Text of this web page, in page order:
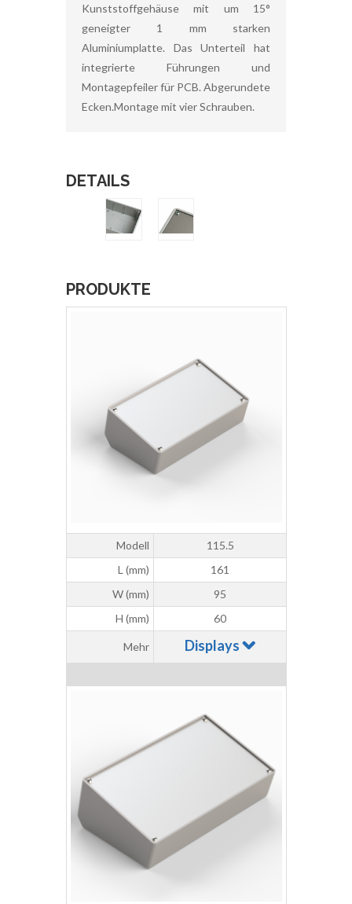
Kunststoffgehäuse mit um 15°
geneigter 1 mm starken
Aluminiumplatte. Das Unterteil hat
integrierte Führungen und
Montagepfeiler für PCB. Abgerundete
Ecken.Montage mit vier Schrauben.
DETAILS
PRODUKTE
Modell
115.5
L (mm)
161
W (mm)
95
H (mm)
60
Mehr Displays